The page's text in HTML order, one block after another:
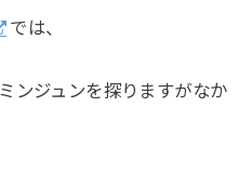
では、
ンジュンを探りますがなか